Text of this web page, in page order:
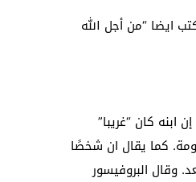
وكتب ايضا “من أجل الله
كان “غريبا”
كما يقال ان شخصًا
وقال البروفيسور